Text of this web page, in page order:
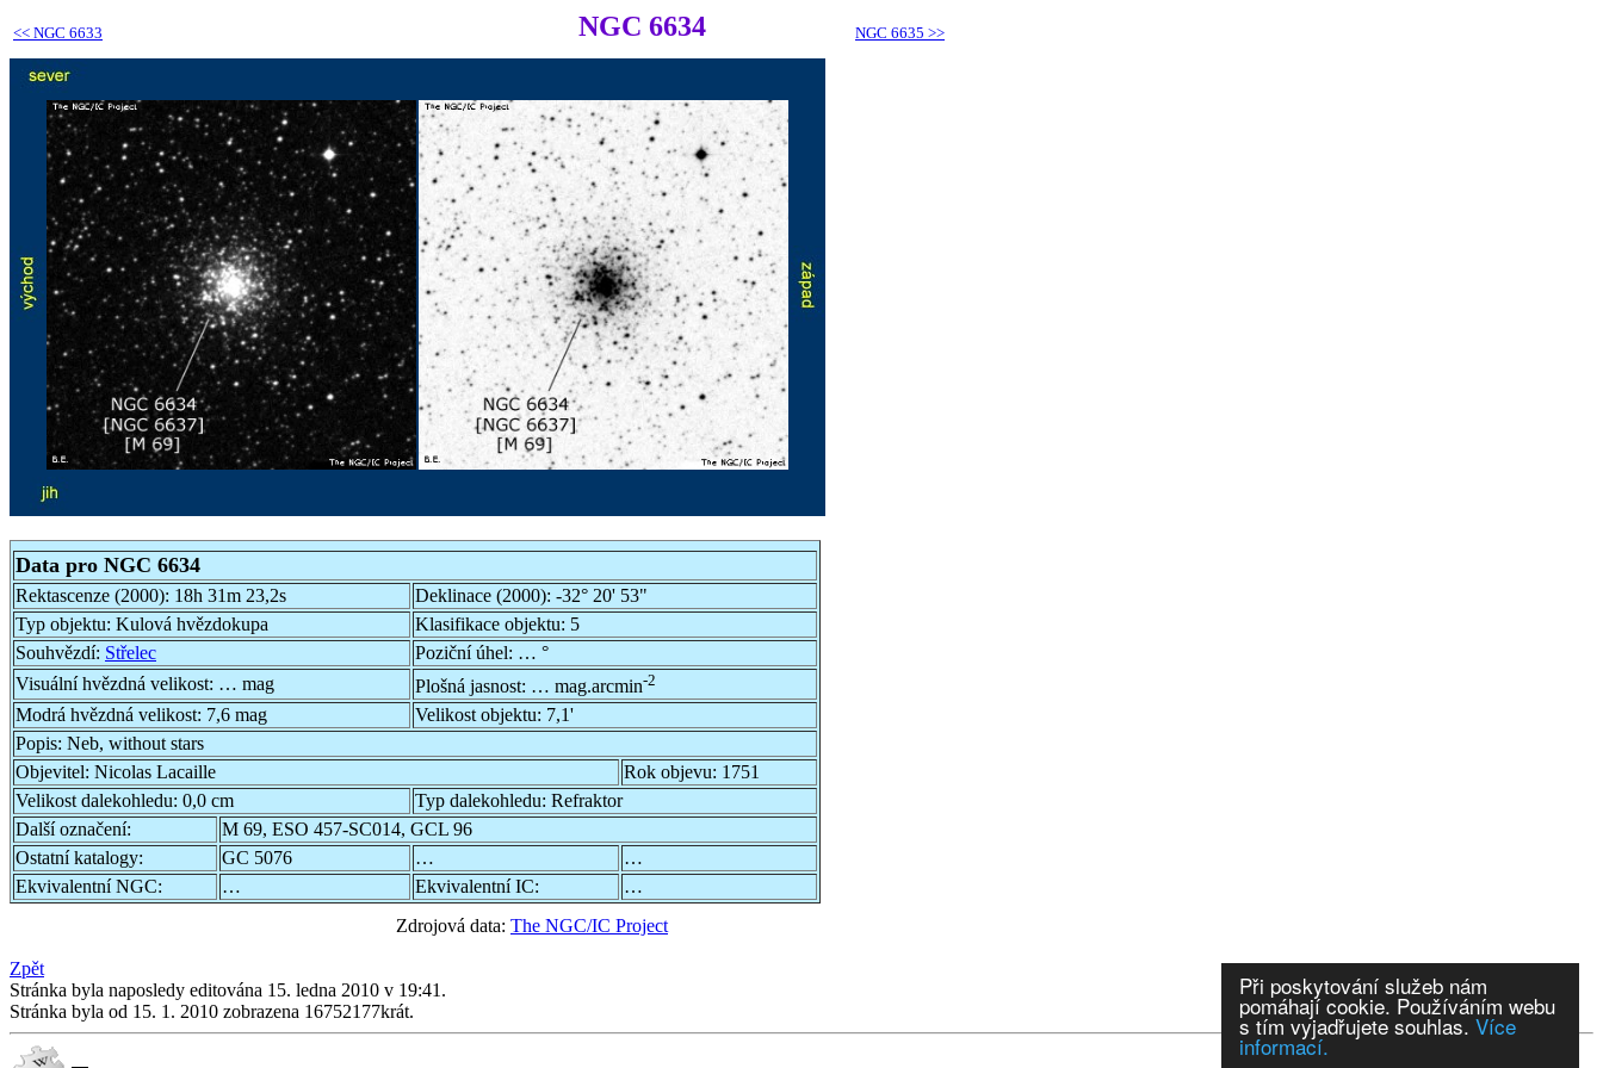
Při poskytování služeb nám
pomáhají cookie. Používáním webu
s tím vyjadřujete souhlas. Více
informací.
<< NGC 6633 NGC 6634 NGC 6635 >>
Data pro NGC 6634
Rektascenze (2000): 18h 31m 23,2s Deklinace (2000): -32° 20' 53"
Typ objektu: Kulová hvězdokupa Klasifikace objektu: 5
Souhvězdí: Střelec Poziční úhel: … °
Visuální hvězdná velikost: … mag Plošná jasnost: … mag.arcmin-2
Modrá hvězdná velikost: 7,6 mag Velikost objektu: 7,1'
Popis: Neb, without stars
Objevitel: Nicolas Lacaille Rok objevu: 1751
Velikost dalekohledu: 0,0 cm Typ dalekohledu: Refraktor
Další označení:
M 69, ESO 457-SC014, GCL 96
Ostatní katalogy:
GC 5076 …
…
Ekvivalentní NGC:
… Ekvivalentní IC:
…
Zdrojová data: The NGC/IC Project
Zpět
Stránka byla naposledy editována 15. ledna 2010 v 19:41.
Stránka byla od 15. 1. 2010 zobrazena 16752177krát.